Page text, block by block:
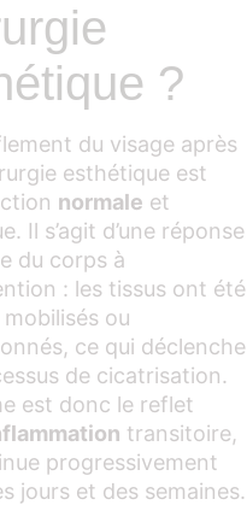
?
du visage après
esthétique est
normale et
Il s’agit d’une réponse
du corps à
: les tissus ont été
ou
ce qui déclenche
de cicatrisation.
est donc le reflet
transitoire,
progressivement
jours et des semaines.